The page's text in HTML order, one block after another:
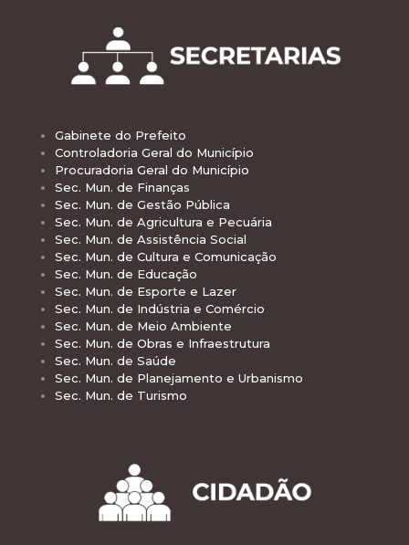
Gabinete do Prefeito
Controladoria Geral do Município
Procuradoria Geral do Município
Sec. Mun. de Finanças
Sec. Mun. de Gestão Pública
Sec. Mun. de Agricultura e Pecuária
Sec. Mun. de Assistência Social
Sec. Mun. de Cultura e Comunicação
Sec. Mun. de Educação
Sec. Mun. de Esporte e Lazer
Sec. Mun. de Indústria e Comércio
Sec. Mun. de Meio Ambiente
Sec. Mun. de Obras e Infraestrutura
Sec. Mun. de Saúde
Sec. Mun. de Planejamento e Urbanismo
Sec. Mun. de Turismo